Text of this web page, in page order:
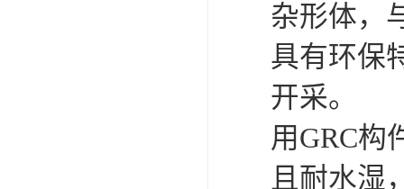
杂形体，
具有环保
开采。
用GRC构
且耐水湿